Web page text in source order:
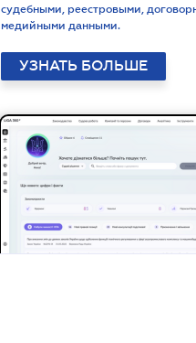
судебными, реестровыми,
медийными данными.
УЗНАТЬ БОЛЬШЕ